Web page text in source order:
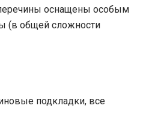
оснащены особым
(в общей сложности
подкладки, все